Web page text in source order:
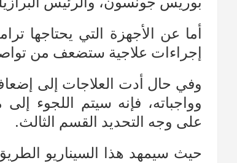
أما عن الأجهزة التي يحتاجها
إجراءات علاجية ستضعف من
وفي حال أدت العلاجات إلى
وواجباته، فإنه سيتم اللجوء
على وجه التحديد القسم الثالث.
حيث سيمهد هذا السيناريو